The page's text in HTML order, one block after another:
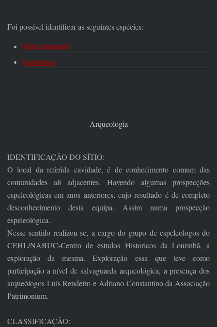
Foi possivel identificar as seguintes espécies:
Meta bourneti
Tipuloidea
Arqueologia
IDENTIFICAÇÃO DO SÍTIO:
O local da referida cavidade, é de conhecimento comum das
comunidades ali adjacentes. Havendo algumas prospecções
espeleológicas em anos anteriores, cujo resultado é de completo
desconhecimento desta equipa. Assim numa prospecção
espeleológica.
Nesse sentido realizou-se, a cargo do grupo de espeleologos do
CEHL/NABUC-Centro de estudos Historicos da Lourinhã, a
exploração da mesma. Exploração essa que teve como
participação a nível de salvaguarda arqueológica, a presença dos
arqueólogos Luís Rendeiro e Adriano Constantino da Associação
Patrimonium.
CLASSIFICAÇÃO: